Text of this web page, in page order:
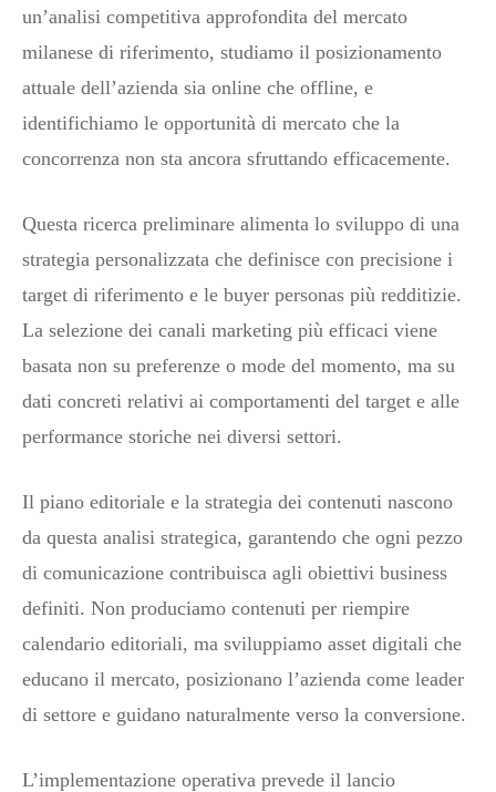
un’analisi competitiva approfondita del mercato
milanese di riferimento, studiamo il posizionamento
attuale dell’azienda sia online che offline, e
identifichiamo le opportunità di mercato che la
concorrenza non sta ancora sfruttando efficacemente.
Questa ricerca preliminare alimenta lo sviluppo di una
strategia personalizzata che definisce con precisione i
target di riferimento e le buyer personas più redditizie.
La selezione dei canali marketing più efficaci viene
basata non su preferenze o mode del momento, ma su
dati concreti relativi ai comportamenti del target e alle
performance storiche nei diversi settori.
Il piano editoriale e la strategia dei contenuti nascono
da questa analisi strategica, garantendo che ogni pezzo
di comunicazione contribuisca agli obiettivi business
definiti. Non produciamo contenuti per riempire
calendario editoriali, ma sviluppiamo asset digitali che
educano il mercato, posizionano l’azienda come leader
di settore e guidano naturalmente verso la conversione.
L’implementazione operativa prevede il lancio